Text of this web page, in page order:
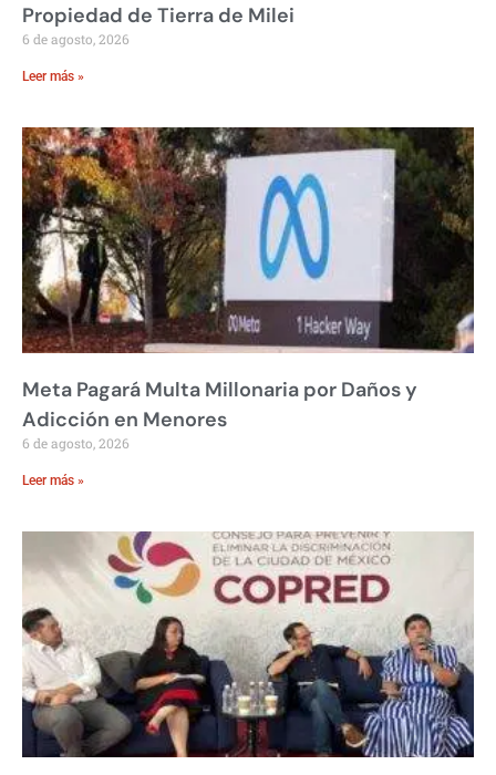
Propiedad de Tierra de Milei
6 de agosto, 2026
Leer más »
Meta Pagará Multa Millonaria por Daños y
Adicción en Menores
6 de agosto, 2026
Leer más »